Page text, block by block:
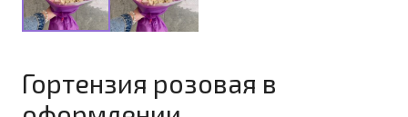
Гортензия розовая в